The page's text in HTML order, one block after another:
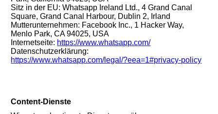
Sitz in der EU: Whatsapp Ireland Ltd., 4 Grand Canal
Square, Grand Canal Harbour, Dublin 2, Irland
Mutterunternehmen: Facebook Inc., 1 Hacker Way,
Menlo Park, CA 94025, USA
Internetseite: https://www.whatsapp.com/
Datenschutzerklärung:
https://www.whatsapp.com/legal/?eea=1#privacy-policy
Content-Dienste